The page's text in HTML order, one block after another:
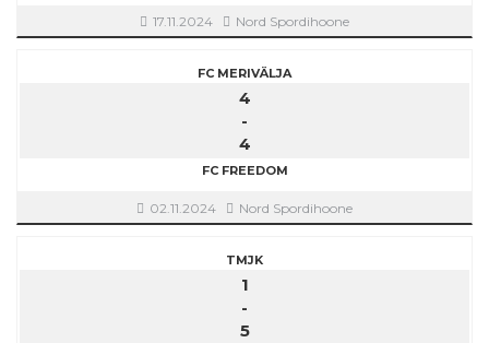
17.11.2024 Nord Spordihoone
FC MERIVÄLJA
4
-
4
FC FREEDOM
02.11.2024 Nord Spordihoone
TMJK
1
-
5